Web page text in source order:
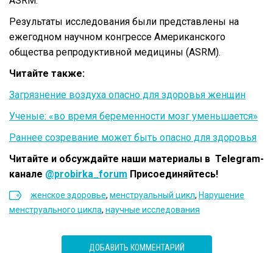
Результаты исследования были представлены на
ежегодном научном конгрессе Американского
общества репродуктивной медицины (ASRM).
Читайте также:
Загрязнение воздуха опасно для здоровья женщин
Ученые: «во время беременности мозг уменьшается»
Раннее созревание может быть опасно для здоровья
Читайте и обсуждайте наши материалы в Telegram-
канале @probirka_forum Присоединяйтесь!
женское здоровье, менструальный цикл, Нарушение
менструального цикла, научные исследования
ДОБАВИТЬ КОММЕНТАРИЙ